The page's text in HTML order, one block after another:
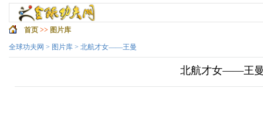
首页 >> 图片库
全球功夫网 > 图片库 > 北航才女——王曼
北航才女——王